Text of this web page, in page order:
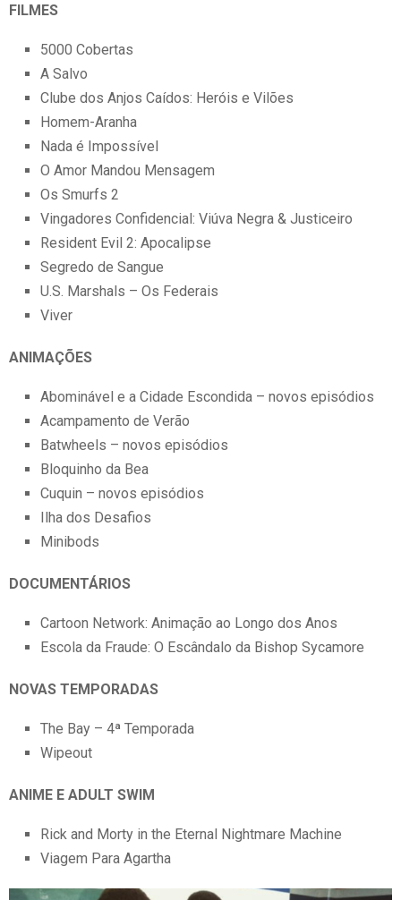
FILMES
5000 Cobertas
A Salvo
Clube dos Anjos Caídos: Heróis e Vilões
Homem-Aranha
Nada é Impossível
O Amor Mandou Mensagem
Os Smurfs 2
Vingadores Confidencial: Viúva Negra & Justiceiro
Resident Evil 2: Apocalipse
Segredo de Sangue
U.S. Marshals – Os Federais
Viver
ANIMAÇÕES
Abominável e a Cidade Escondida – novos episódios
Acampamento de Verão
Batwheels – novos episódios
Bloquinho da Bea
Cuquin – novos episódios
Ilha dos Desafios
Minibods
DOCUMENTÁRIOS
Cartoon Network: Animação ao Longo dos Anos
Escola da Fraude: O Escândalo da Bishop Sycamore
NOVAS TEMPORADAS
The Bay – 4ª Temporada
Wipeout
ANIME E ADULT SWIM
Rick and Morty in the Eternal Nightmare Machine
Viagem Para Agartha